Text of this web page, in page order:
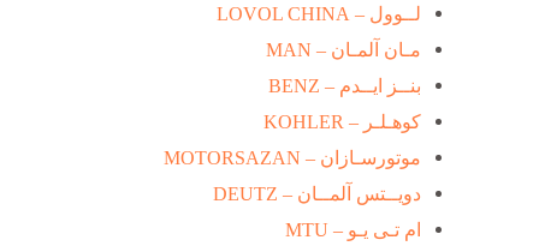
لــوول – LOVOL CHINA
مـان آلمـان – MAN
بنــز ایــدم – BENZ
کوهـلـر – KOHLER
موتورسـازان – MOTORSAZAN
دویــتس آلمــان – DEUTZ
ام تـی یـو – MTU